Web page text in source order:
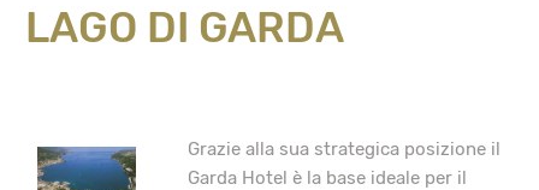
LAGO DI GARDA
Grazie alla sua strategica posizione il
Garda Hotel è la base ideale per il